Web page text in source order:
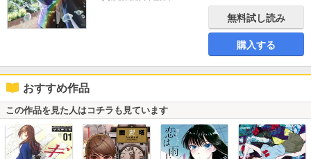
無料試し読み
購入する
おすすめ作品
この作品を見た人はコチラも見ています